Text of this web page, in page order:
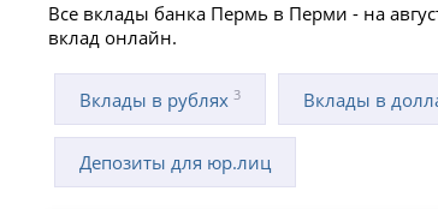
Все вклады банка Пермь в Перми - на
вклад онлайн.
Вклады в рублях3 Вклады в
Депозиты для юр.лиц